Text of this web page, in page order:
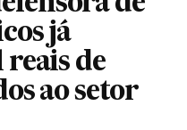
já
reais de
ao setor